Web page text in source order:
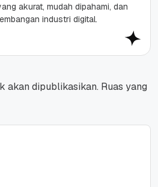
akurat, mudah dipahami, dan
industri digital.
akan dipublikasikan. Ruas yang